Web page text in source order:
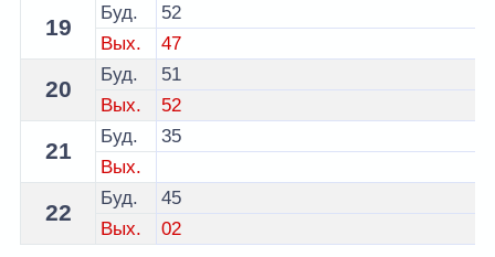
19
Буд.
52
Вых.
47
20
Буд.
51
Вых.
52
21
Буд.
35
Вых.
22
Буд.
45
Вых.
02